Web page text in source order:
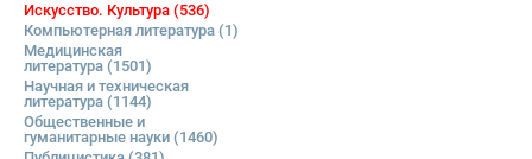
Искусство. Культура (536)
Компьютерная литература (1)
Медицинская
литература (1501)
Научная и техническая
литература (1144)
Общественные и
гуманитарные науки (1460)